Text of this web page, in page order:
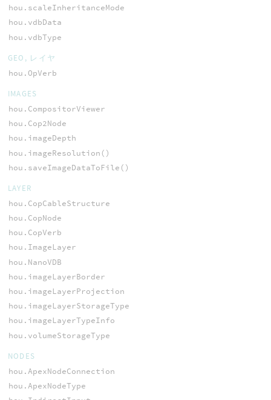
hou.scaleInheritanceMode
hou.vdbData
hou.vdbType
GEO, レイヤ
hou.OpVerb
IMAGES
hou.CompositorViewer
hou.Cop2Node
hou.imageDepth
hou.imageResolution()
hou.saveImageDataToFile()
LAYER
hou.CopCableStructure
hou.CopNode
hou.CopVerb
hou.ImageLayer
hou.NanoVDB
hou.imageLayerBorder
hou.imageLayerProjection
hou.imageLayerStorageType
hou.imageLayerTypeInfo
hou.volumeStorageType
NODES
hou.ApexNodeConnection
hou.ApexNodeType